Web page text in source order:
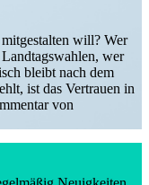
will? Wer
wer
bleibt nach dem
ist das Vertrauen in
von